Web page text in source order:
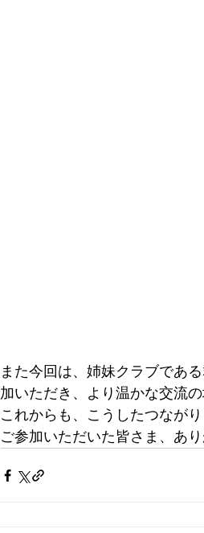
また今回は、姉妹クラブであ
加いただき、より温かな交流の
これからも、こうしたつなが
ご参加いただいた皆さま、あ